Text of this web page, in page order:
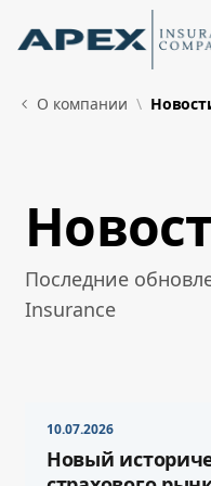
Skip to Main Content
О компании
Последние
Insurance
10.07.2026
Новый
New
What's New